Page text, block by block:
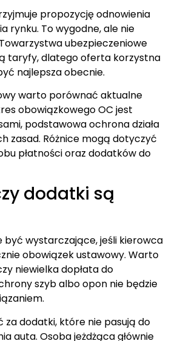
propozycję odnowienia
rynku. To wygodne, ale nie
ubezpieczeniowe
taryfy, dlatego oferta korzystna
najlepsza obecnie.
warto porównać aktualne
obowiązkowego OC jest
podstawowa ochrona działa
zasad. Różnice mogą dotyczyć
płatności oraz dodatków do
dodatki są
być wystarczające, jeśli kierowca
obowiązek ustawowy. Warto
niewielka dopłata do
szyb albo opon nie będzie
za dodatki, które nie pasują do
auta. Osoba jeżdżąca głównie